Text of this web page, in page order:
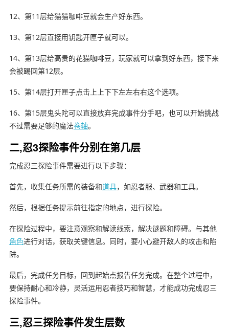
12、第11层给猫猫咖啡豆就会生产好东西。
13、第12层直接用钥匙开匣子就可以。
14、第13层给高贵的花猫咖啡豆，玩家就可以拿到好东西，接下来
会被踢回第12层。
15、第14层打开匣子点击上上下下左左右右这个选项。
16、第15层鬼头陀可以直接放弃完成事件分手吧，也可以开始挑战
不过需要足够的魔法卷轴。
二,忍3探险事件分别在第几层
完成忍三探险事件需要进行以下步骤：
首先，收集任务所需的装备和道具，如忍者服、武器和工具。
然后，根据任务提示前往指定的地点，进行探险。
在探险过程中，要注意观察和解读线索，解决谜题和障碍。与其他
角色进行对话，获取关键信息。同时，要小心避开敌人的攻击和陷
阱。
最后，完成任务目标，回到起始点报告任务完成。在整个过程中，
要保持耐心和冷静，灵活运用忍者技巧和智慧，才能成功完成忍三
探险事件。
三,忍三探险事件发生层数